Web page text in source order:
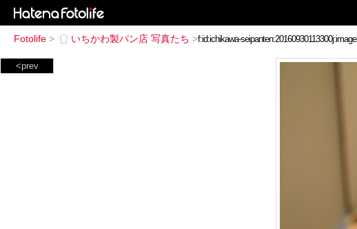
Fotolife > いちかわ製パン店 写真たち >
<prev